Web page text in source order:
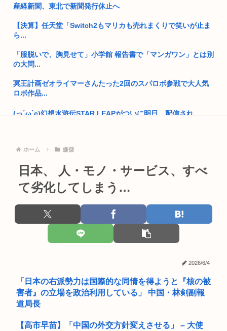
触れ左遷
なかっ...
就職氷河期世代が救われる方法
自民党「日本人56す56す56す56す56すコロスコロスコロ
ドイツ人、熱中症で1ヶ月で9600人死亡www
普通の日本人「アレ..?まともな政治議論できんの『自民党』し
かな...
部落民のことお前らの地域ってなんて言ってた？
中国大使館に侵入した自衛官（24）、動機を告白「中国の強硬
産経新聞、東北で新聞発行休止へ
【決算】任天堂「Switch2もマリカも売れまくりで笑いが止ま
ら...
「服脱いで、胸見せて」小学館 報告書で「マンガワン」とは別
の大問...
冥王計画ゼオライマーさんたった2回のスパロボ参戦で大人気
ロボ作品...
(っ´ω`c)幻想水滸伝STAR LEAPがついに明日、配信され...
コーエイテクモ、ライザとおしゃべりできるゲームを発売。ム
チムチム...
【画像】13歳のときの夏帆、天使すぎるｗｗｗ
(´;ω;`)お仕事終わったよ
みいちゃんと山田さん、全てが山田さんの考えた漫画の中の世
まんさん被災地に手作りおにぎりを出荷www
面白いシューティングゲーム教えろ
高市早苗の熊本襲来時、被災者の声遮られていた！
ホーム 嫌儲
日本、 人・モノ・サービス、すべ
て劣化してしまう…
2026/6/4
「日本の右派勢力は国際的な同情を得ようと『核の被
害者』の立場を政治利用している」 中国・林剣副報
道局長
【高市早苗】「中国の外交方針変えさせる」 – 大使